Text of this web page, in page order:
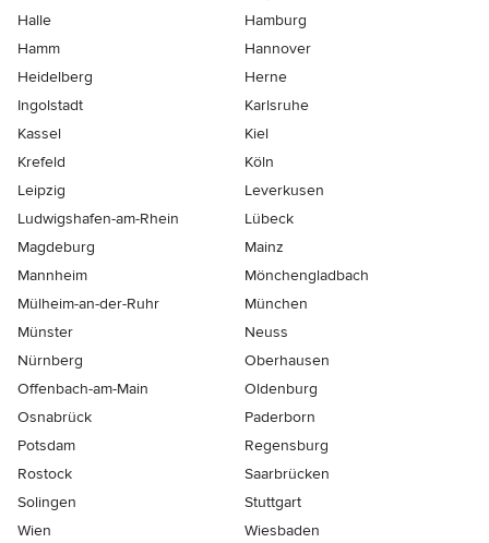
Halle
Hamburg
Hamm
Hannover
Heidelberg
Herne
Ingolstadt
Karlsruhe
Kassel
Kiel
Krefeld
Köln
Leipzig
Leverkusen
Ludwigshafen-am-Rhein
Lübeck
Magdeburg
Mainz
Mannheim
Mönchen­gladbach
Mülheim-an-der-Ruhr
München
Münster
Neuss
Nürnberg
Oberhausen
Offenbach-am-Main
Oldenburg
Osnabrück
Paderborn
Potsdam
Regensburg
Rostock
Saarbrücken
Solingen
Stuttgart
Wien
Wiesbaden